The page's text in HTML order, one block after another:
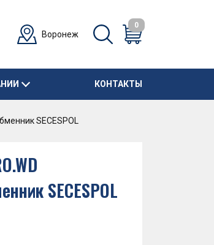
Воронеж
0
КОНТАКТЫ
SECESPOL
SECESPOL